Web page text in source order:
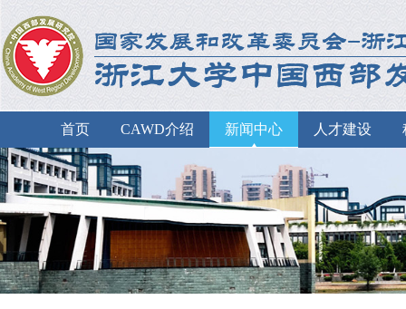
首页 CAWD介绍 新闻中心 人才建设